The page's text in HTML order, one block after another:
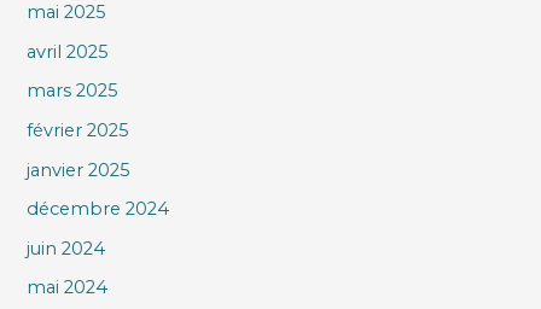
mai 2025
avril 2025
mars 2025
février 2025
janvier 2025
décembre 2024
juin 2024
mai 2024